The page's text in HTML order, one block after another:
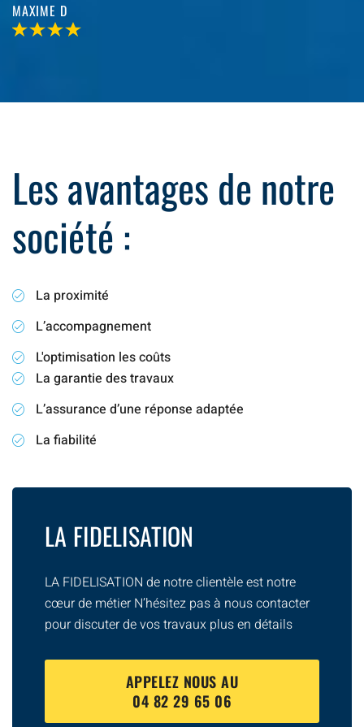
MAXIME D
Les avantages de notre
société :
La proximité
L’accompagnement
L'optimisation les coûts
La garantie des travaux
L’assurance d’une réponse adaptée
La fiabilité
LA FIDELISATION
LA FIDELISATION de notre clientèle est notre
cœur de métier N’hésitez pas à nous contacter
pour discuter de vos travaux plus en détails
APPELEZ NOUS AU
04 82 29 65 06